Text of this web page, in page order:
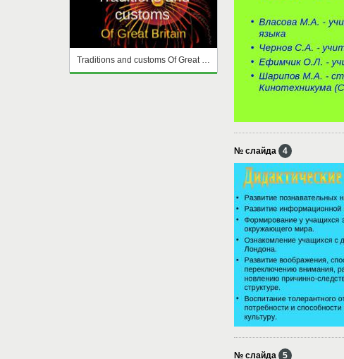
Traditions and customs Of Great Britain
№ слайда 4
№ слайда 5